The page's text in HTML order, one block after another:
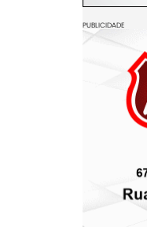
PUBLICIDADE